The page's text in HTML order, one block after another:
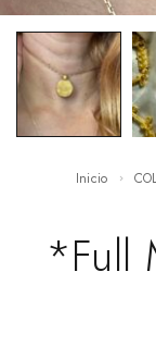
Inicio
*Full